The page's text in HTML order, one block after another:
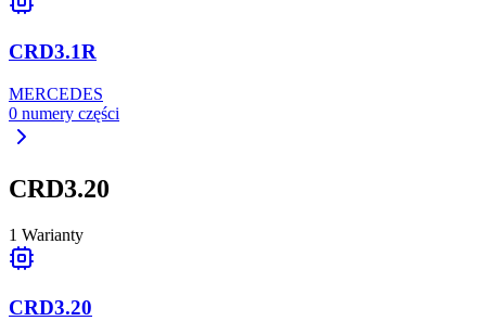
CRD3.1R
MERCEDES
0 numery części
CRD3.20
1 Warianty
CRD3.20